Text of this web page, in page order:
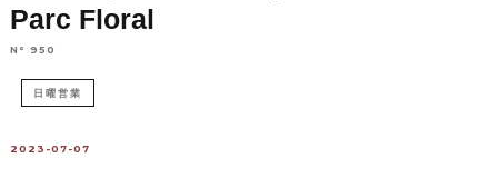
Parc Floral
N° 950
日曜営業
2023-07-07